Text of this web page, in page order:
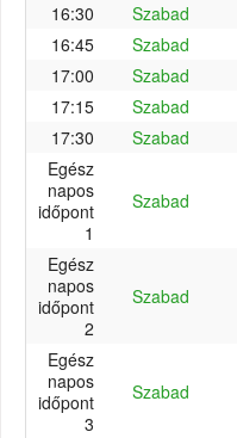
16:30 Szabad
16:45
Szabad
17:00
Szabad
17:15
Szabad
17:30
Szabad
Egész
napos
időpont
1
Szabad
Egész
napos
időpont
2
Szabad
Egész
napos
időpont
3
Szabad